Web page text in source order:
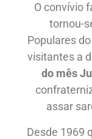
O convívio
tornou-
Populares
visitantes a
do mês
assar
Desde 1969